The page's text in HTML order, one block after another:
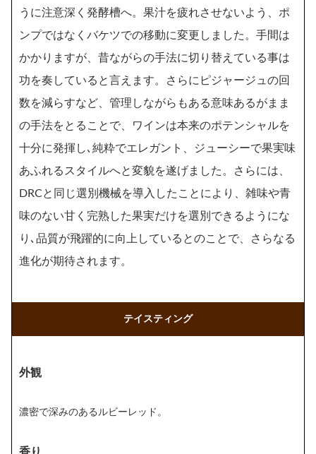
うに注意深く発酵槽へ。果汁を疲れさせないよう、ポ
ンプではなくバケツでの移動に変更しました。手間は
かかりますが、昔ながらの手法に切り替えている事は
功を奏していると言えます。さらにピジャージュの回
数を減らすなど、管理しながらもある意味あるがまま
の手法をとることで、ワインは本来のポテンシャルを
十分に発揮し､純粋でエレガント、ジューシーで果実味
あふれるスタイルへと変貌を遂げました。さらには、
DRCと同じ選別機械を導入したことにより、雑味や青
味のない甘く完熟した果実だけを選別できるようにな
り､品質が飛躍的に向上しているとのことで、さらなる
進化が期待されます。
テイスティング
外観
濃密で深みのあるルビーレッド。